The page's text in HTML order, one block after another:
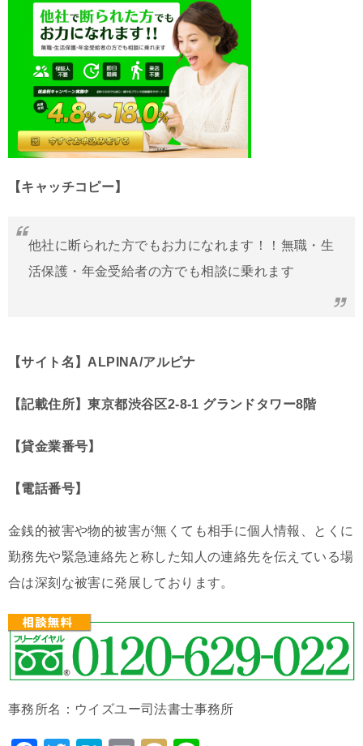
【キャッチコピー】
他社に断られた方でもお力になれます！！無職・生
活保護・年金受給者の方でも相談に乗れます
【サイト名】ALPINA/アルピナ
【記載住所】東京都渋谷区2-8-1 グランドタワー8階
【貸金業番号】
【電話番号】
金銭的被害や物的被害が無くても相手に個人情報、とくに
勤務先や緊急連絡先と称した知人の連絡先を伝えている場
合は深刻な被害に発展しております。
事務所名：ウイズユー司法書士事務所